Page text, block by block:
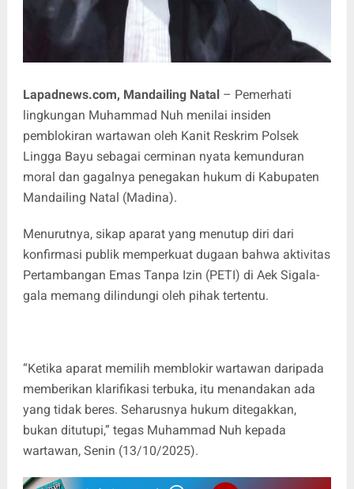
Lapadnews.com, Mandailing Natal – Pemerhati
lingkungan Muhammad Nuh menilai insiden
pemblokiran wartawan oleh Kanit Reskrim Polsek
Lingga Bayu sebagai cerminan nyata kemunduran
moral dan gagalnya penegakan hukum di Kabupaten
Mandailing Natal (Madina).
Menurutnya, sikap aparat yang menutup diri dari
konfirmasi publik memperkuat dugaan bahwa aktivitas
Pertambangan Emas Tanpa Izin (PETI) di Aek Sigala-
gala memang dilindungi oleh pihak tertentu.
“Ketika aparat memilih memblokir wartawan daripada
memberikan klarifikasi terbuka, itu menandakan ada
yang tidak beres. Seharusnya hukum ditegakkan,
bukan ditutupi,” tegas Muhammad Nuh kepada
wartawan, Senin (13/10/2025).